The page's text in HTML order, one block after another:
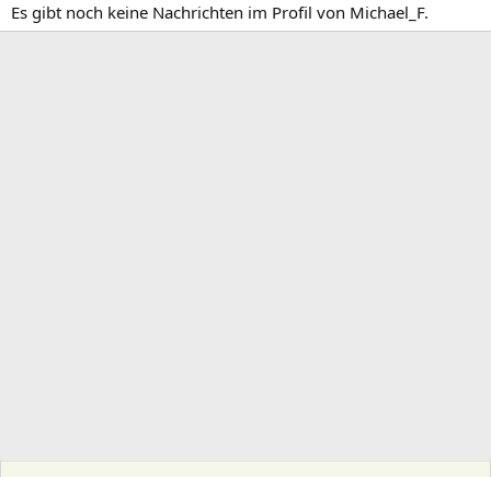
Es gibt noch keine Nachrichten im Profil von Michael_F.